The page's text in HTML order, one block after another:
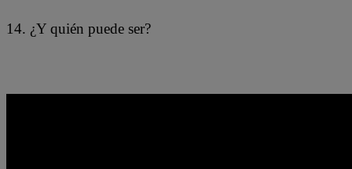
14. ¿Y quién puede ser?